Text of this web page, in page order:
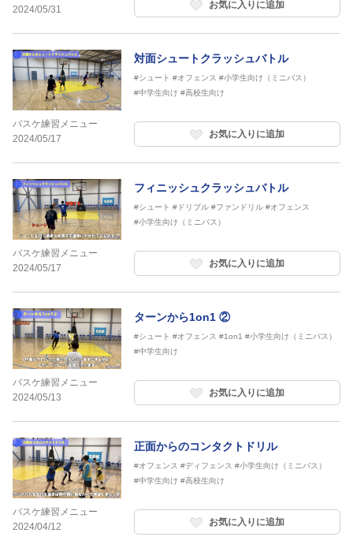
2024/05/31
お気に入りに追加
バスケ練習メニュー
2024/05/17
対面シュートクラッシュバトル
#シュート #オフェンス #小学生向け（ミニバス）
#中学生向け #高校生向け
お気に入りに追加
バスケ練習メニュー
2024/05/17
フィニッシュクラッシュバトル
#シュート #ドリブル #ファンドリル #オフェンス
#小学生向け（ミニバス）
お気に入りに追加
バスケ練習メニュー
2024/05/13
ターンから1on1 ②
#シュート #オフェンス #1on1 #小学生向け（ミニバス）
#中学生向け
お気に入りに追加
バスケ練習メニュー
2024/04/12
正面からのコンタクトドリル
#オフェンス #ディフェンス #小学生向け（ミニバス）
#中学生向け #高校生向け
お気に入りに追加